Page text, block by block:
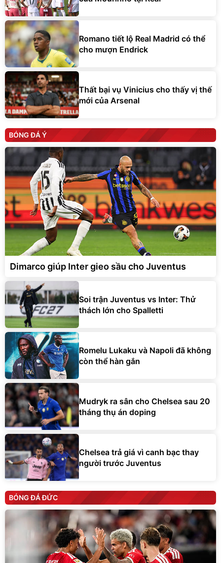
Romano tiết lộ Real Madrid có thể
cho mượn Endrick
Thất bại vụ Vinicius cho thấy vị thế
mới của Arsenal
BÓNG ĐÁ Ý
Dimarco giúp Inter gieo sầu cho Juventus
Soi trận Juventus vs Inter: Thử
thách lớn cho Spalletti
Romelu Lukaku và Napoli đã không
còn thể hàn gắn
Mudryk ra sân cho Chelsea sau 20
tháng thụ án doping
Chelsea trả giá vì canh bạc thay
người trước Juventus
BÓNG ĐÁ ĐỨC